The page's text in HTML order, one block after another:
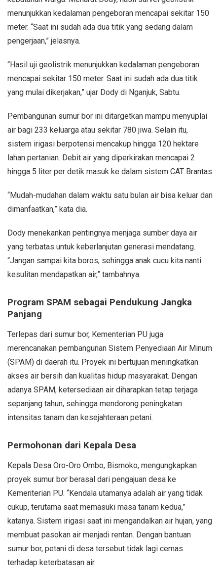
menunjukkan kedalaman pengeboran mencapai sekitar 150
meter. “Saat ini sudah ada dua titik yang sedang dalam
pengerjaan,” jelasnya.
“Hasil uji geolistrik menunjukkan kedalaman pengeboran
mencapai sekitar 150 meter. Saat ini sudah ada dua titik
yang mulai dikerjakan,” ujar Dody di Nganjuk, Sabtu.
Pembangunan sumur bor ini ditargetkan mampu menyuplai
air bagi 233 keluarga atau sekitar 780 jiwa. Selain itu,
sistem irigasi berpotensi mencakup hingga 120 hektare
lahan pertanian. Debit air yang diperkirakan mencapai 2
hingga 5 liter per detik masuk ke dalam sistem CAT Brantas.
“Mudah-mudahan dalam waktu satu bulan air bisa keluar dan
dimanfaatkan,” kata dia.
Dody menekankan pentingnya menjaga sumber daya air
yang terbatas untuk keberlanjutan generasi mendatang.
“Jangan sampai kita boros, sehingga anak cucu kita nanti
kesulitan mendapatkan air,” tambahnya.
Program SPAM sebagai Pendukung Jangka
Panjang
Terlepas dari sumur bor, Kementerian PU juga
merencanakan pembangunan Sistem Penyediaan Air Minum
(SPAM) di daerah itu. Proyek ini bertujuan meningkatkan
akses air bersih dan kualitas hidup masyarakat. Dengan
adanya SPAM, ketersediaan air diharapkan tetap terjaga
sepanjang tahun, sehingga mendorong peningkatan
intensitas tanam dan kesejahteraan petani.
Permohonan dari Kepala Desa
Kepala Desa Oro-Oro Ombo, Bismoko, mengungkapkan
proyek sumur bor berasal dari pengajuan desa ke
Kementerian PU. “Kendala utamanya adalah air yang tidak
cukup, terutama saat memasuki masa tanam kedua,”
katanya. Sistem irigasi saat ini mengandalkan air hujan, yang
membuat pasokan air menjadi rentan. Dengan bantuan
sumur bor, petani di desa tersebut tidak lagi cemas
terhadap keterbatasan air.